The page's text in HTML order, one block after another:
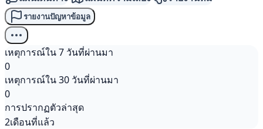
รายงานปัญหาข้อมูล
เหตุการณ์ใน 7 วันที่ผ่านมา
0
เหตุการณ์ใน 30 วันที่ผ่านมา
0
การปรากฏตัวล่าสุด
2เดือนที่แล้ว